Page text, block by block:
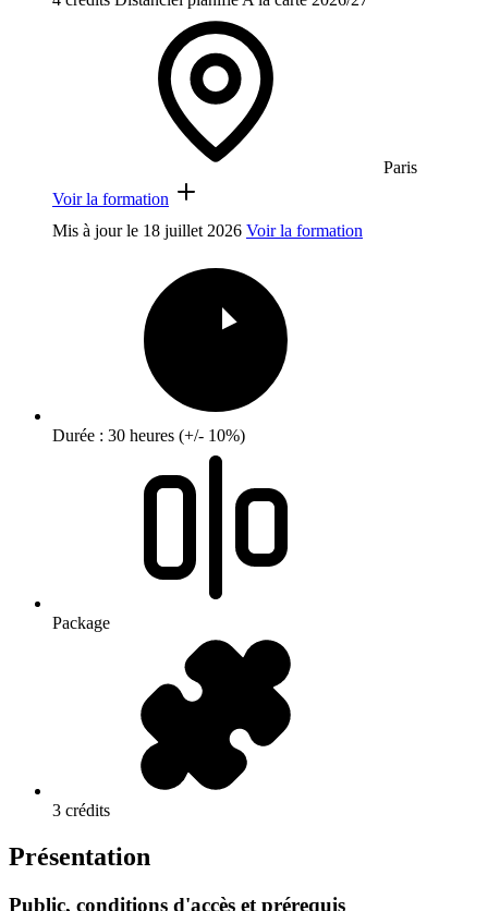
Paris
Voir la formation
Mis à jour le 18 juillet 2026 Voir la formation
Durée : 30 heures (+/- 10%)
Package
3 crédits
Présentation
Public, conditions d'accès et prérequis